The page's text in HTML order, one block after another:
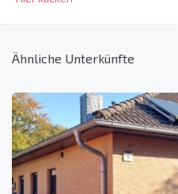
Ähnliche Unterkünfte